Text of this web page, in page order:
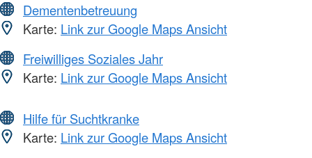
Dementenbetreuung
Karte: Link zur Google Maps Ansicht
Freiwilliges Soziales Jahr
Karte: Link zur Google Maps Ansicht
Hilfe für Suchtkranke
Karte: Link zur Google Maps Ansicht